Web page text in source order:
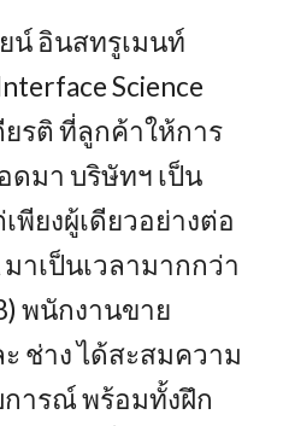
น์ อินสทรูเมนท์
Science
ยรติ ที่ลูกค้าให้การ
มา บริษัทฯ เป็น
ยงผู้เดียวอย่างต่อ
มาเป็นเวลามากกว่า
พนักงานขาย
ช่าง ได้สะสมความ
ารณ์ พร้อมทั้งฝึก